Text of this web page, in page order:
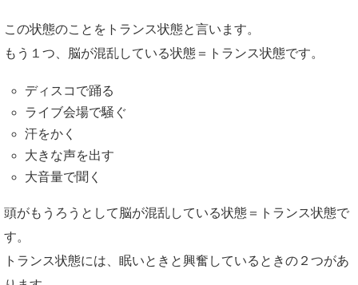
この状態のことをトランス状態と言います。
もう１つ、脳が混乱している状態＝トランス状態です。
ディスコで踊る
ライブ会場で騒ぐ
汗をかく
大きな声を出す
大音量で聞く
頭がもうろうとして脳が混乱している状態＝トランス状態で
す。
トランス状態には、眠いときと興奮しているときの２つがあ